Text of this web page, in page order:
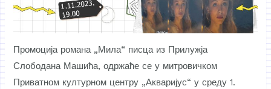
Промоција романа „Мила“ писца из Прилужја
Слободана Машића, одржаће се у митровичком
Приватном културном центру „Акваријус“ у среду 1.